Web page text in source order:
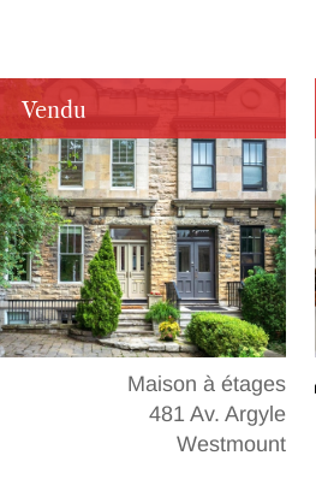
Maison à étages
481 Av. Argyle
Westmount
Vendu